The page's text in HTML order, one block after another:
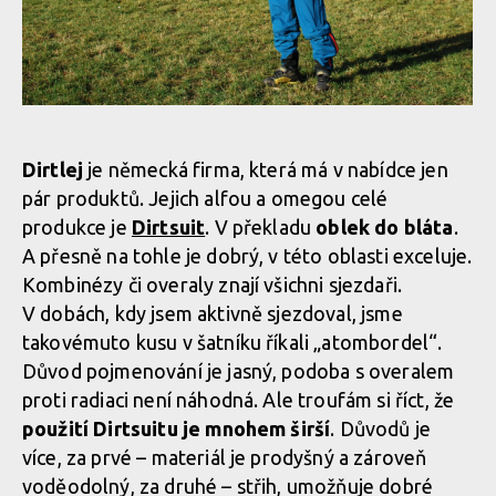
Test: kombinéza Dirtlej Dirtsuit core edition - a neřešíš špatné
počasí
Test: kombinéza Dirtlej Dirtsuit core edition - a neřešíš špatné
počasí
Test: kombinéza Dirtlej Dirtsuit core edition - a neřešíš špatné
počasí
Test: kombinéza Dirtlej Dirtsuit core edition - a neřešíš špatné
počasí
Test: kombinéza Dirtlej Dirtsuit core edition - a neřešíš špatné
Test: kombinéza Dirtlej Dirtsuit core edition - a neřešíš špatné
Test: kombinéza Dirtlej Dirtsuit core edition - a neřešíš špatné
počasí
Test: kombinéza Dirtlej Dirtsuit core edition - a neřešíš špatné
počasí
Test: kombinéza Dirtlej Dirtsuit core edition - a neřešíš špatné
počasí
Dirtlej je německá firma, která má v nabídce jen
pár produktů. Jejich alfou a omegou celé
produkce je Dirtsuit. V překladu oblek do bláta.
A přesně na tohle je dobrý, v této oblasti exceluje.
Kombinézy či overaly znají všichni sjezdaři.
V dobách, kdy jsem aktivně sjezdoval, jsme
takovémuto kusu v šatníku říkali „atombordel“.
Důvod pojmenování je jasný, podoba s overalem
proti radiaci není náhodná. Ale troufám si říct, že
použití Dirtsuitu je mnohem širší. Důvodů je
více, za prvé – materiál je prodyšný a zároveň
voděodolný, za druhé – střih, umožňuje dobré